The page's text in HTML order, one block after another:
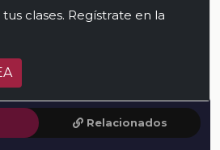
clases. Regístrate en la
Relacionados